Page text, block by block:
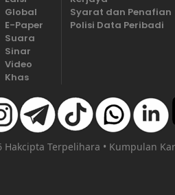
Global
E-Paper
Suara
Sinar
Video
Khas
Syarat dan Penafian
Polisi Data Peribadi
Terpelihara • Kumpulan